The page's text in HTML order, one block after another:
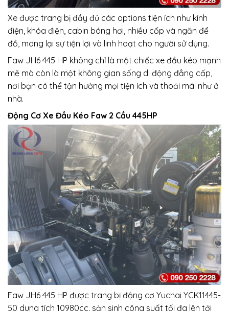
Xe được trang bị đầy đủ các options tiện ích như kính
điện, khóa điện, cabin bóng hơi, nhiều cốp và ngăn để
đồ, mang lại sự tiện lợi và linh hoạt cho người sử dụng.
Faw JH6 445 HP không chỉ là một chiếc xe đầu kéo mạnh
mẽ mà còn là một không gian sống di động đẳng cấp,
nơi bạn có thể tận hưởng mọi tiện ích và thoải mái như ở
nhà.
Động Cơ Xe Đầu Kéo Faw 2 Cầu 445HP
Faw JH6 445 HP được trang bị động cơ Yuchai YCK11445-
50 dung tích 10980cc, sản sinh công suất tối đa lên tới